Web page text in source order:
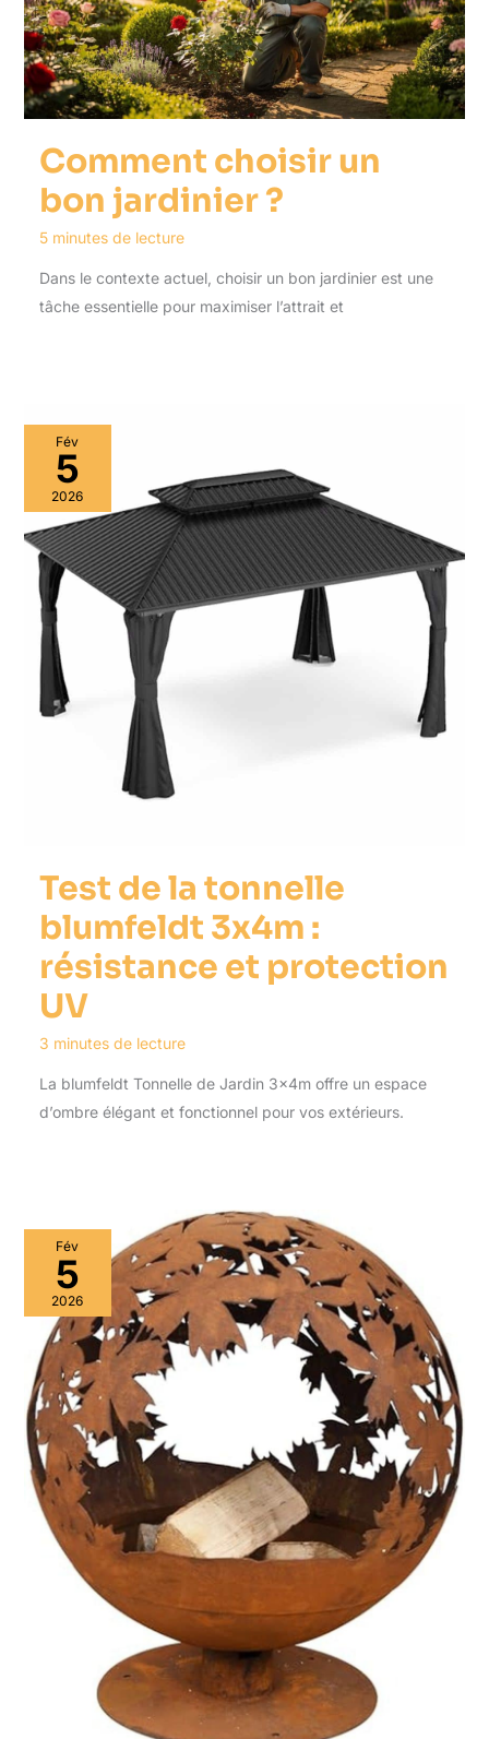
Comment choisir un
bon jardinier ?
5 minutes de lecture
Dans le contexte actuel, choisir un bon jardinier est une
tâche essentielle pour maximiser l’attrait et
Fév
5
2026
Test de la tonnelle
blumfeldt 3x4m :
résistance et protection
UV
3 minutes de lecture
La blumfeldt Tonnelle de Jardin 3x4m offre un espace
d’ombre élégant et fonctionnel pour vos extérieurs.
Fév
5
2026